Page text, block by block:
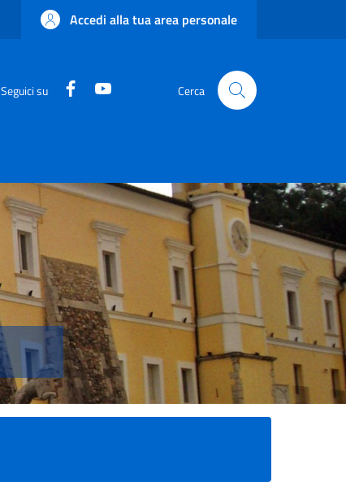
Accedi alla tua area personale
Seguici su Facebook Cerca